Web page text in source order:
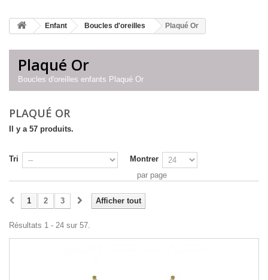
Enfant Boucles d'oreilles Plaqué Or
Plaqué Or
Boucles d'oreilles enfants Plaqué Or
PLAQUÉ OR
Il y a 57 produits.
Tri
Montrer
par page
Afficher tout
1 2 3
Résultats 1 - 24 sur 57.